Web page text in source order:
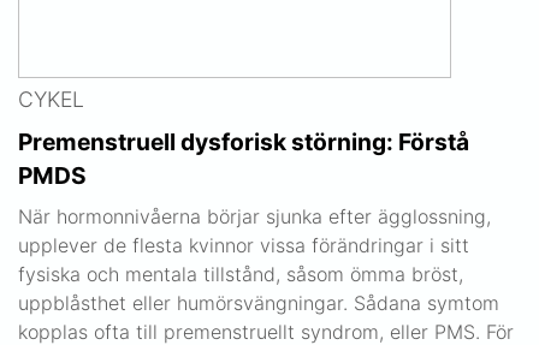
CYKEL
Premenstruell dysforisk störning: Förstå
PMDS
När hormonnivåerna börjar sjunka efter ägglossning,
upplever de flesta kvinnor vissa förändringar i sitt
fysiska och mentala tillstånd, såsom ömma bröst,
uppblåsthet eller humörsvängningar. Sådana symtom
kopplas ofta till premenstruellt syndrom, eller PMS. För